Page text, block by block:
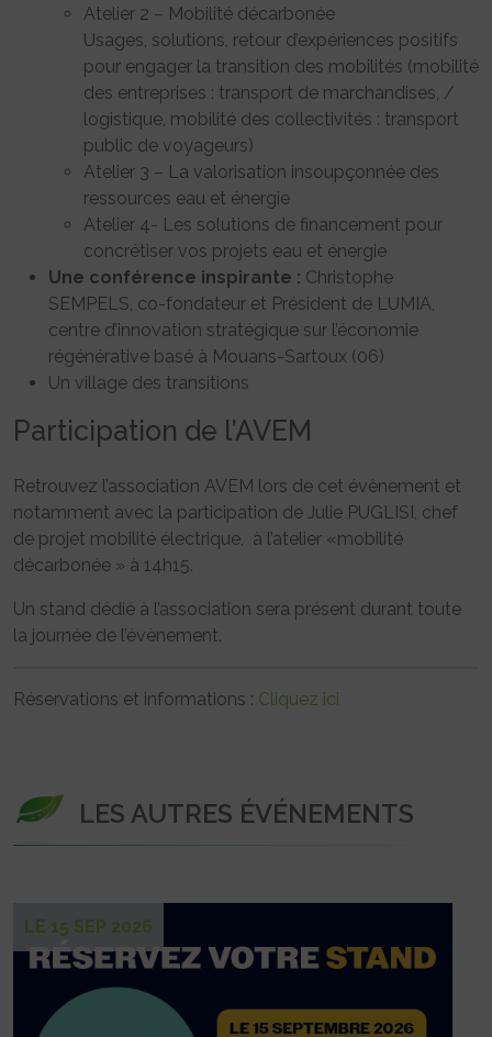
Atelier 2 – Mobilité décarbonée
Usages, solutions, retour d’expériences positifs
pour engager la transition des mobilités (mobilité
des entreprises : transport de marchandises, /
logistique, mobilité des collectivités : transport
public de voyageurs)
Atelier 3 – La valorisation insoupçonnée des
ressources eau et énergie
Atelier 4- Les solutions de financement pour
concrétiser vos projets eau et énergie
Une conférence inspirante : Christophe
SEMPELS, co-fondateur et Président de LUMIA,
centre d’innovation stratégique sur l’économie
régénérative basé à Mouans-Sartoux (06)
Un village des transitions
Participation de l’AVEM
Retrouvez l’association AVEM lors de cet évènement et
notamment avec la participation de Julie PUGLISI, chef
de projet mobilité électrique, à l’atelier «mobilité
décarbonée » à 14h15.
Un stand dédié à l’association sera présent durant toute
la journée de l’évènement.
Réservations et informations : Cliquez ici
LES AUTRES ÉVÉNEMENTS
LE 15 SEP 2026